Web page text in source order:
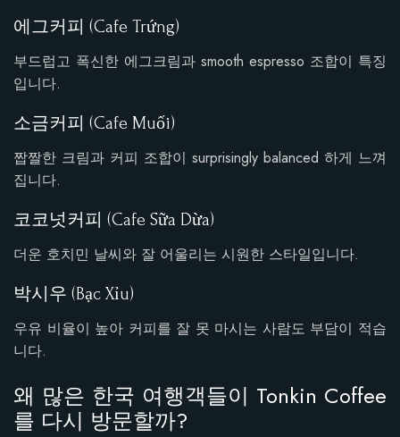
에그커피 (Cafe Trứng)
부드럽고 폭신한 에그크림과 smooth espresso 조합이 특징
입니다.
소금커피 (Cafe Muối)
짭짤한 크림과 커피 조합이 surprisingly balanced 하게 느껴
집니다.
코코넛커피 (Cafe Sữa Dừa)
더운 호치민 날씨와 잘 어울리는 시원한 스타일입니다.
박시우 (Bạc Xỉu)
우유 비율이 높아 커피를 잘 못 마시는 사람도 부담이 적습
니다.
왜 많은 한국 여행객들이 Tonkin Coffee
를 다시 방문할까?